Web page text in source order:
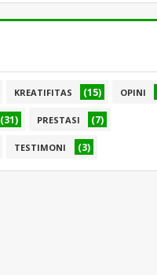
KREATIFITAS (15) OPINI
(31) PRESTASI (7)
TESTIMONI (3)